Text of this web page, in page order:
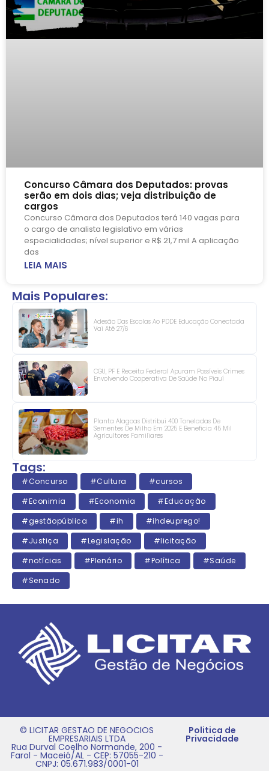
Concurso Câmara dos Deputados: provas
serão em dois dias; veja distribuição de
cargos
Concurso Câmara dos Deputados terá 140 vagas para
o cargo de analista legislativo em várias
especialidades; nível superior e R$ 21,7 mil A aplicação
das
LEIA MAIS
Mais Populares:
Adesão Das Escolas Ao PDDE Educação Conectada
Vai Até 27/6
CGU, PF E Receita Federal Apuram Possíveis Crimes
Envolvendo Cooperativa De Saúde No Piauí
Planta Alagoas Distribui 400 Toneladas De
Sementes De Milho Em 2025 E Beneficia 45 Mil
Agricultores Familiares
Tags:
#Concurso #Cultura
#cursos
#Econimia
#Economia
#Educação
#gestãopública
#ih
#ihdeuprego!
#Justiça
#Legislação
#licitação
#notícias
#Plenário #Política
#Saúde
#Senado
© LICITAR GESTAO DE NEGOCIOS
EMPRESARIAIS LTDA
Rua Durval Coelho Normande, 200 -
Farol - Maceió/AL - CEP: 57055-210 -
CNPJ: 05.671.983/0001-01
Politica de
Privacidade